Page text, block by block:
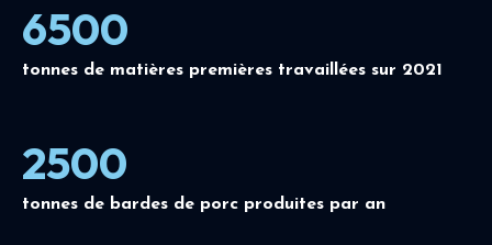
6500
tonnes de matières premières travaillées sur 2021
2500
tonnes de bardes de porc produites par an